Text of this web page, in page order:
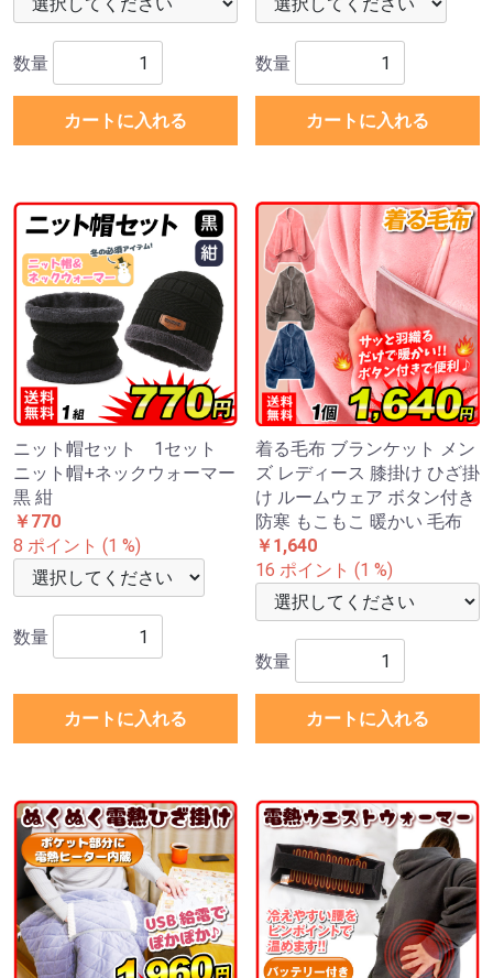
数量
カートに入れる
数量
カートに入れる
ニット帽セット 1セット
ニット帽+ネックウォーマー
黒 紺
￥770
8 ポイント (1 %)
数量
カートに入れる
着る毛布 ブランケット メン
ズ レディース 膝掛け ひざ掛
け ルームウェア ボタン付き
防寒 もこもこ 暖かい 毛布
￥1,640
16 ポイント (1 %)
数量
カートに入れる